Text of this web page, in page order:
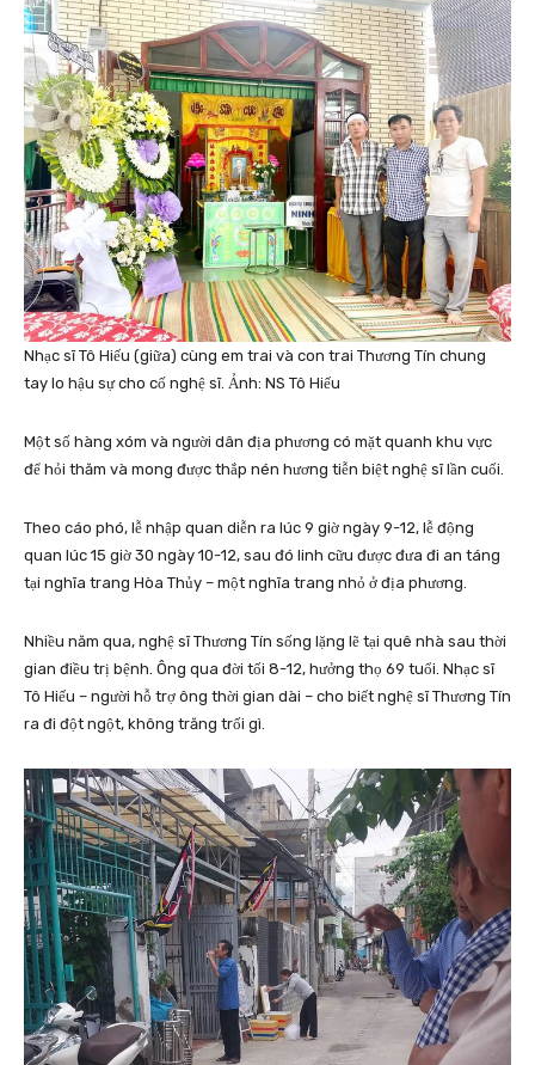
Nhạc sĩ Tô Hiếu (giữa) cùng em trai và con trai Thương Tín chung
tay lo hậu sự cho cố nghệ sĩ. Ảnh: NS Tô Hiếu
Một số hàng xóm và người dân địa phương có mặt quanh khu vực
để hỏi thăm và mong được thắp nén hương tiễn biệt nghệ sĩ lần cuối.
Theo cáo phó, lễ nhập quan diễn ra lúc 9 giờ ngày 9-12, lễ động
quan lúc 15 giờ 30 ngày 10-12, sau đó linh cữu được đưa đi an táng
tại nghĩa trang Hòa Thủy – một nghĩa trang nhỏ ở địa phương.
Nhiều năm qua, nghệ sĩ Thương Tín sống lặng lẽ tại quê nhà sau thời
gian điều trị bệnh. Ông qua đời tối 8-12, hưởng thọ 69 tuổi. Nhạc sĩ
Tô Hiếu – người hỗ trợ ông thời gian dài – cho biết nghệ sĩ Thương Tín
ra đi đột ngột, không trăng trối gì.